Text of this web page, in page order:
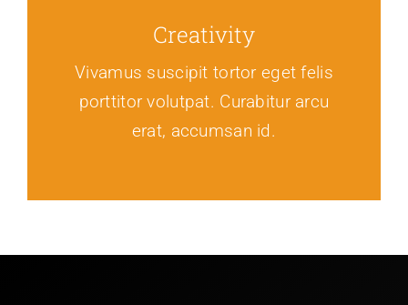
Creativity
Vivamus suscipit tortor eget felis
porttitor volutpat. Curabitur arcu
erat, accumsan id.